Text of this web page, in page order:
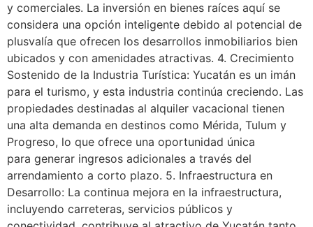
y comerciales. La inversión en bienes raíces aquí se
considera una opción inteligente debido al potencial de
plusvalía que ofrecen los desarrollos inmobiliarios bien
ubicados y con amenidades atractivas. 4. Crecimiento
Sostenido de la Industria Turística: Yucatán es un imán
para el turismo, y esta industria continúa creciendo. Las
propiedades destinadas al alquiler vacacional tienen
una alta demanda en destinos como Mérida, Tulum y
Progreso, lo que ofrece una oportunidad única
para generar ingresos adicionales a través del
arrendamiento a corto plazo. 5. Infraestructura en
Desarrollo: La continua mejora en la infraestructura,
incluyendo carreteras, servicios públicos y